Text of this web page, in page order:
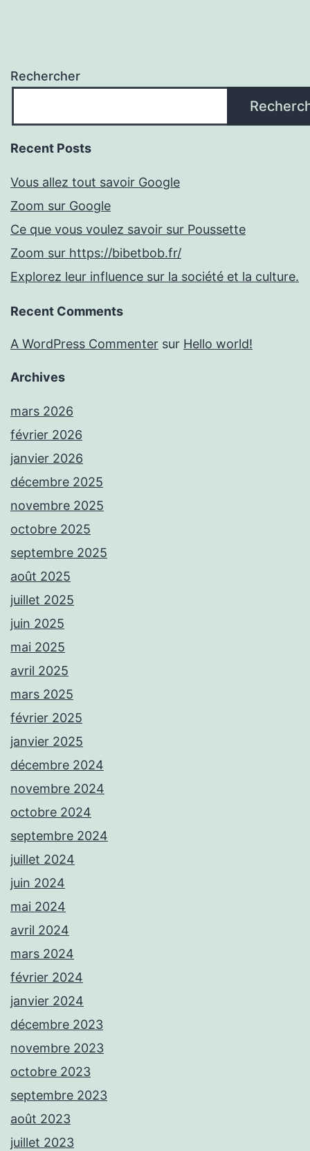
Rechercher
Recent Posts
Vous allez tout savoir Google
Zoom sur Google
Ce que vous voulez savoir sur Poussette
Zoom sur https://bibetbob.fr/
Explorez leur influence sur la société et la culture.
Recent Comments
A WordPress Commenter sur Hello world!
Archives
mars 2026
février 2026
janvier 2026
décembre 2025
novembre 2025
octobre 2025
septembre 2025
août 2025
juillet 2025
juin 2025
mai 2025
avril 2025
mars 2025
février 2025
janvier 2025
décembre 2024
novembre 2024
octobre 2024
septembre 2024
juillet 2024
juin 2024
mai 2024
avril 2024
mars 2024
février 2024
janvier 2024
décembre 2023
novembre 2023
octobre 2023
septembre 2023
août 2023
juillet 2023